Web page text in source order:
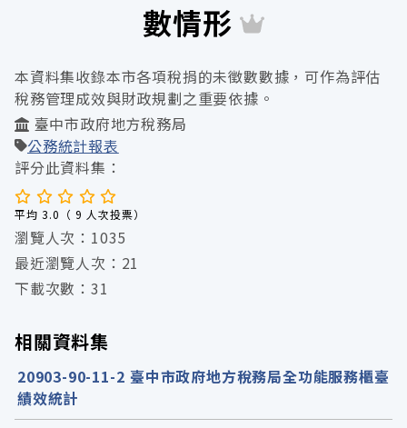
數情形
本資料集收錄本市各項稅捐的未徵數數據，可作為評估
稅務管理成效與財政規劃之重要依據。
臺中市政府地方稅務局
公務統計報表
評分此資料集：
平均 3.0（ 9 人次投票）
瀏覽人次：1035
最近瀏覽人次：21
下載次數：31
相關資料集
20903-90-11-2 臺中市政府地方稅務局全功能服務櫃臺
績效統計